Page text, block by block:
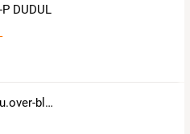
DUDUL
Kallynoshinju.over-blog.com